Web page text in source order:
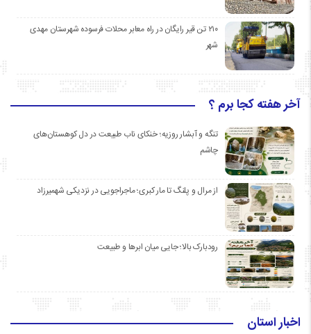
۲۱۰ تن قیر رایگان در راه معابر محلات فرسوده شهرستان مهدی
شهر
آخر هفته کجا برم ؟
تنگه و آبشار روزیه؛ خنکای ناب طبیعت در دل کوهستان‌های
چاشم
از مرال و پلنگ تا مار کبری؛ ماجراجویی در نزدیکی شهمیرزاد
رودبارک بالا؛ جایی میان ابرها و طبیعت
اخبار استان